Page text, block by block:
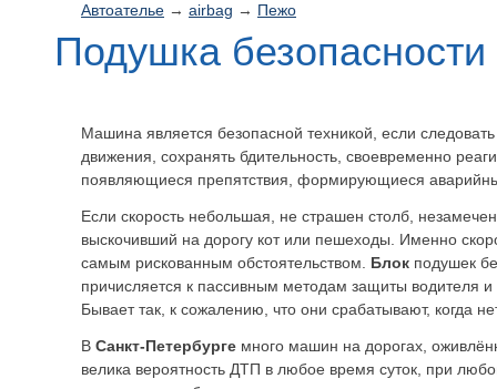
Автоателье → airbag → Пежо
Подушка
Машина является безопасной техникой, если
движения, сохранять бдительность, своевременно
появляющиеся препятствия, формирующиеся
Если скорость небольшая, не страшен столб,
выскочивший на дорогу кот или пешеходы. Именно
самым рискованным обстоятельством. Блок подушек
причисляется к пассивным методам защиты водителя
Бывает так, к сожалению, что они срабатывают, когда
В Санкт-Петербурге много машин на дорогах,
велика вероятность ДТП в любое время суток, при